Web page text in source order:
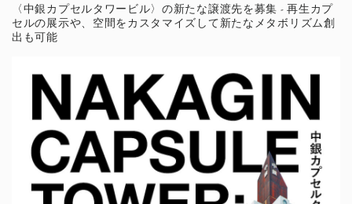
〈中銀カプセルタワービル〉の新たな譲渡先を募集 - 再生カプ
セルの展示や、空間をカスタマイズして新たなメタボリズム創
出も可能